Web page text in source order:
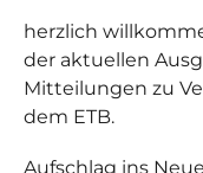
herzlich
der aktuellen
Mitteilungen zu
dem ETB.
Aufschlag ins